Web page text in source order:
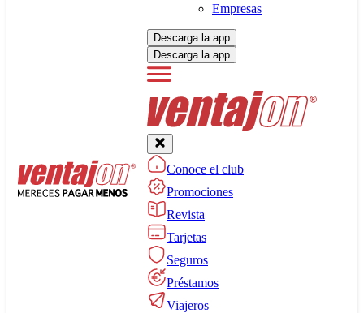
Empresas
Descarga la app
Descarga la app
Conoce el club
Promociones
Revista
Tarjetas
Seguros
Préstamos
Viajeros